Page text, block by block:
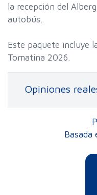
la recepción del
autobús.
Este paquete incluye
Tomatina 2026.
Opiniones
Basada